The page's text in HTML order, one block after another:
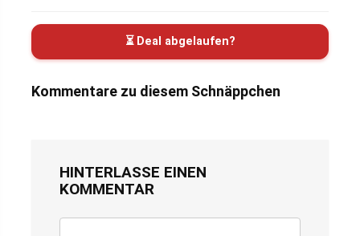
⏳ Deal abgelaufen?
Kommentare zu diesem Schnäppchen
HINTERLASSE EINEN
KOMMENTAR